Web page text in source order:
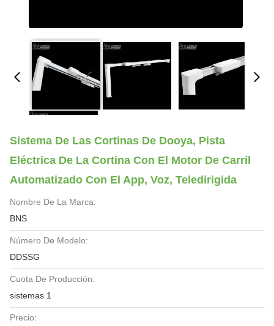
Sistema De Las Cortinas De Dooya, Pista
Eléctrica De La Cortina Con El Motor De Carril
Automatizado Con El App, Voz, Teledirigida
Nombre De La Marca:
BNS
Número De Modelo:
DDSSG
Cuota De Producción:
sistemas 1
Precio: